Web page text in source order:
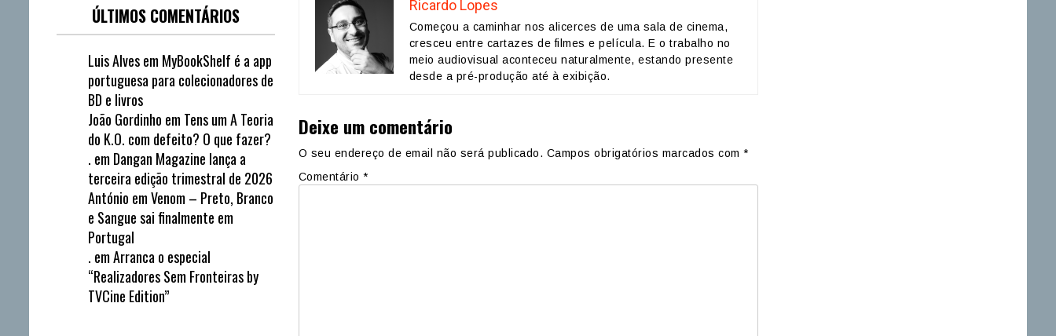
Ricardo Lopes
Começou a caminhar nos alicerces de uma sala de cinema,
cresceu entre cartazes de filmes e película. E o trabalho no
meio audiovisual aconteceu naturalmente, estando presente
desde a pré-produção até à exibição.
Deixe um comentário
O seu endereço de email não será publicado. Campos obrigatórios marcados com *
Comentário *
ÚLTIMOS COMENTÁRIOS
Luis Alvesem MyBookShelf é a app
portuguesa para colecionadores de
BD e livros
João Gordinho em Tens um A Teoria
do K.O. com defeito? O que fazer?
. em Dangan Magazine lança a
terceira edição trimestral de 2026
António emVenom – Preto, Branco
e Sangue sai finalmente em
Portugal
. emArranca o especial
“Realizadores Sem Fronteiras by
TVCine Edition”